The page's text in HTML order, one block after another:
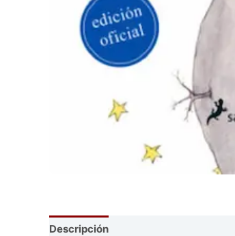
Descripción